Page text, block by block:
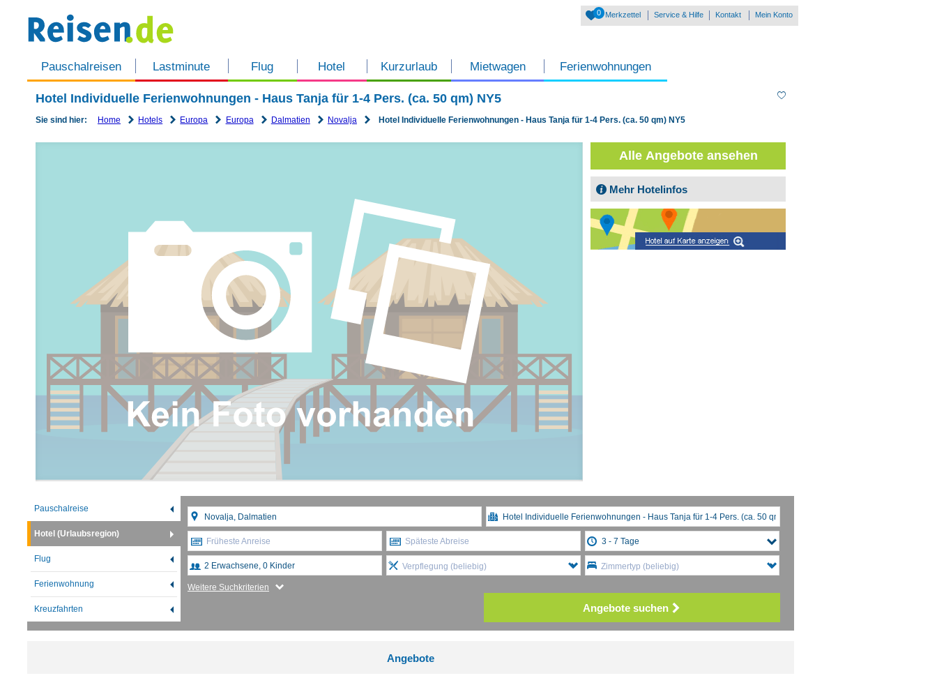
Pauschalreisen Lastminute Flug Hotel Kurzurlaub Mietwagen Ferienwohnungen
0 Merkzettel Service & Hilfe Kontakt Mein Konto
Hotel Individuelle Ferienwohnungen - Haus Tanja für 1-4 Pers. (ca. 50 qm) NY5
Sie sind hier: Home Hotels Europa Europa Dalmatien Novalja Hotel Individuelle Ferienwohnungen - Haus Tanja für 1-4 Pers. (ca. 50 qm) NY5
Alle Angebote ansehen
Mehr Hotelinfos
Pauschalreise
Hotel (Urlaubsregion)
Flug
Ferienwohnung
Kreuzfahrten
Früheste Anreise Späteste Abreise
Verpflegung (beliebig) Zimmertyp (beliebig)
Weitere Suchkriterien
Angebote suchen
Angebote